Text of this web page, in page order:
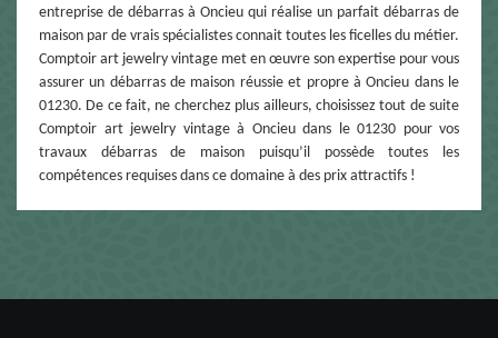
entreprise de débarras à Oncieu qui réalise un parfait débarras de
maison par de vrais spécialistes connait toutes les ficelles du métier.
Comptoir art jewelry vintage met en œuvre son expertise pour vous
assurer un débarras de maison réussie et propre à Oncieu dans le
01230. De ce fait, ne cherchez plus ailleurs, choisissez tout de suite
Comptoir art jewelry vintage à Oncieu dans le 01230 pour vos
travaux débarras de maison puisqu’il possède toutes les
compétences requises dans ce domaine à des prix attractifs !